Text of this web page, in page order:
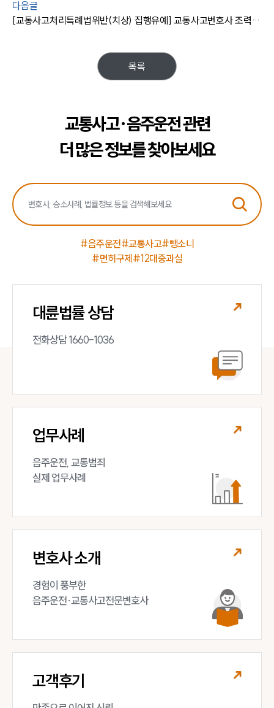
법률지식인
고객후기
업무분야
구성원 소개
소식/자료
언론보도
공지사항
법률 블로그
뉴스레터/브로슈어
대륜법률상담예약
다음글
[교통사고처리특례법위반(치상) 집행유예] 교통사고변호사 조력 교통사고치상 금고형 집유
목록
교통사고·음주운전 관련
더 많은 정보를 찾아보세요
#음주운전#교통사고#뺑소니
#면허구제#12대중과실
대륜법률 상담
전화상담 1660-1036
업무사례
음주운전, 교통범죄
실제 업무사례
변호사 소개
경험이 풍부한
음주운전·교통사고전문변호사
고객후기